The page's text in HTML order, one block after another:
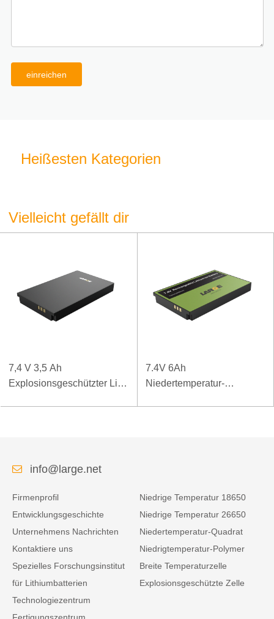
einreichen
Heißesten Kategorien
Vielleicht gefällt dir
7,4 V 3,5 Ah
Explosionsgeschützter Li-
7.4V 6Ah
Niedertemperatur-
info@large.net
Firmenprofil
Entwicklungsgeschichte
Unternehmens Nachrichten
Kontaktiere uns
Spezielles Forschungsinstitut
für Lithiumbatterien
Technologiezentrum
Niedrige Temperatur 18650
Niedrige Temperatur 26650
Niedertemperatur-Quadrat
Niedrigtemperatur-Polymer
Breite Temperaturzelle
Explosionsgeschützte Zelle